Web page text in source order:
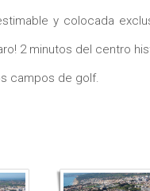
y colocada
2 minutos del centro
campos de golf.